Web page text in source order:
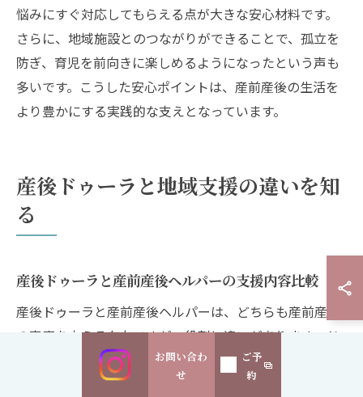
悩みにすぐ対応してもらえる点が大きな安心材料です。
さらに、地域施設とのつながりができることで、孤立を
防ぎ、育児を前向きに楽しめるようになったという声も
多いです。こうした安心ポイントは、産前産後の生活を
より豊かにする実践的な支えとなっています。
産後ドゥーラと地域支援の違いを知
る
産後ドゥーラと産前産後ヘルパーの支援内容比較
産後ドゥーラと産前産後ヘルパーは、どちらも産前産後
の家庭を支える存在ですが、役割に違いがあります。ド
ゥーラは産後の心身ケアや育児相談、家事支援を総合的
に行い、精神的サポートも重視します。一方、産前産後
お問い合わ
せ
ご予
約